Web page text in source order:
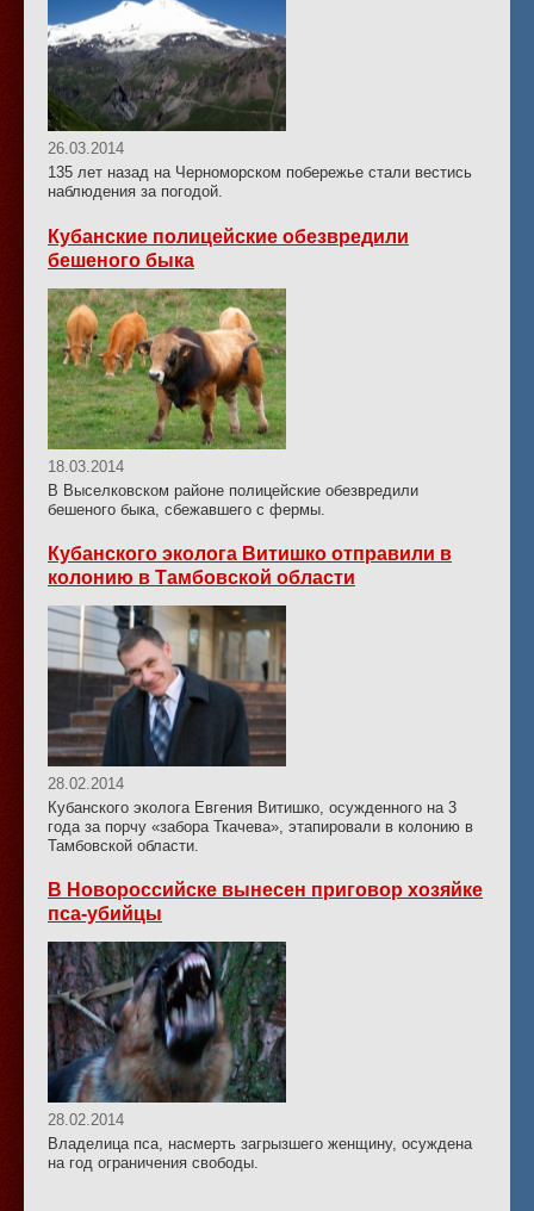
26.03.2014
135 лет назад на Черноморском побережье стали вестись
наблюдения за погодой.
Кубанские полицейские обезвредили
бешеного быка
18.03.2014
В Выселковском районе полицейские обезвредили
бешеного быка, сбежавшего с фермы.
Кубанского эколога Витишко отправили в
колонию в Тамбовской области
28.02.2014
Кубанского эколога Евгения Витишко, осужденного на 3
года за порчу «забора Ткачева», этапировали в колонию в
Тамбовской области.
В Новороссийске вынесен приговор хозяйке
пса-убийцы
28.02.2014
Владелица пса, насмерть загрызшего женщину, осуждена
на год ограничения свободы.